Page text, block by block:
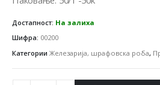
Достапност: На залиха
Шифра: 00200
Категории Железарија, шрафовска роба,